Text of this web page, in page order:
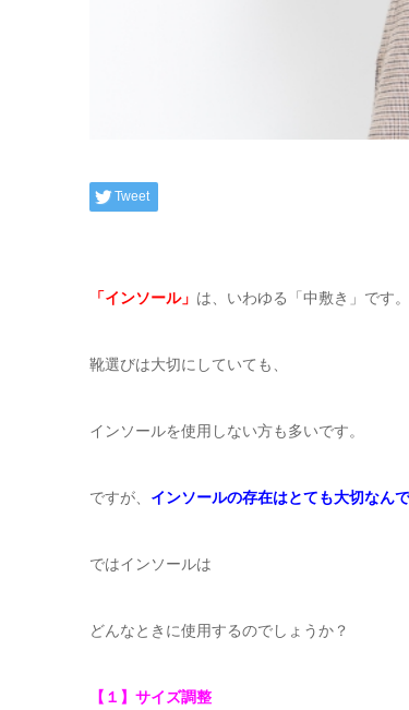
Tweet
「インソール」 は、いわゆる「中敷き」です。
靴選びは大切にしていても、
インソールを使用しない方も多いです。
ですが、 インソールの存在はとても大切なんで
ではインソールは
どんなときに使用するのでしょうか？
【１】サイズ調整